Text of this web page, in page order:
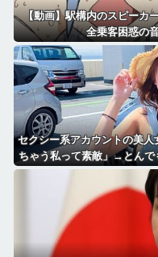
【動画】駅構内のスピーカ
全乗客困惑の
セクシー系アカウントの美
ちゃう私って素敵」→とんで